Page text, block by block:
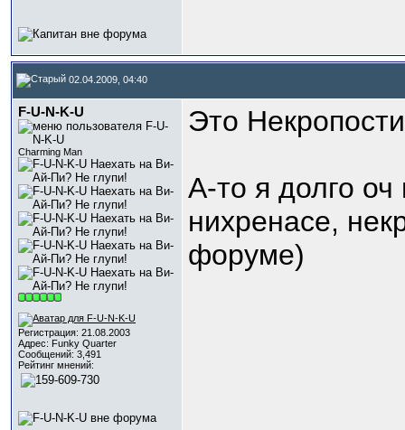
02.04.2009, 04:40
F-U-N-K-U
Charming Man
Регистрация: 21.08.2003
Адрес: Funky Quarter
Сообщений: 3,491
Рейтинг мнений:
Это
А-то я долго
нихренасе,
форуме)